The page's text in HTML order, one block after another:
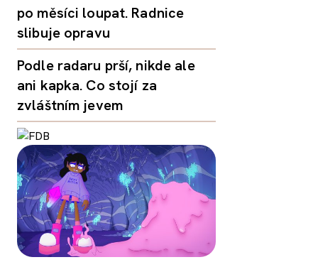
po měsíci loupat. Radnice
slibuje opravu
Podle radaru prší, nikde ale
ani kapka. Co stojí za
zvláštním jevem